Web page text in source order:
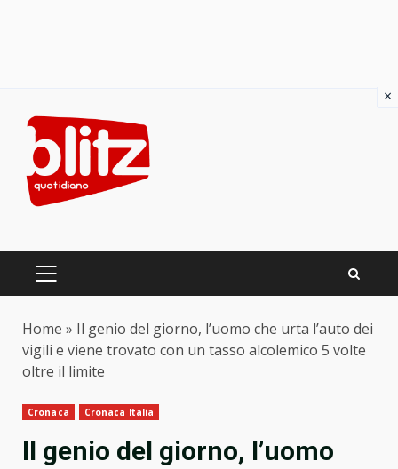
content
PRIMARY
Home » Il genio del giorno, l’uomo che urta l’auto dei
vigili e viene trovato con un tasso alcolemico 5 volte
oltre il limite
Cronaca Cronaca Italia
Il genio del giorno, l’uomo
×